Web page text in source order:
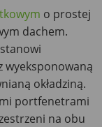
o prostej
dachem.
wyeksponowaną
okładziną.
portfenetrami
na obu